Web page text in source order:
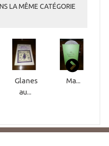
LA MÊME CATÉGORIE
Glanes
au...
Ma...